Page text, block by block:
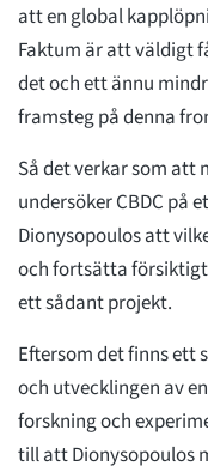
att en global
Faktum är att väldigt
det och ett ännu
framsteg på denna
Så det verkar som att
undersöker CBDC på
Dionysopoulos att
och fortsätta
ett sådant projekt.
Eftersom det finns ett
och utvecklingen av
forskning och
till att Dionysopoulos